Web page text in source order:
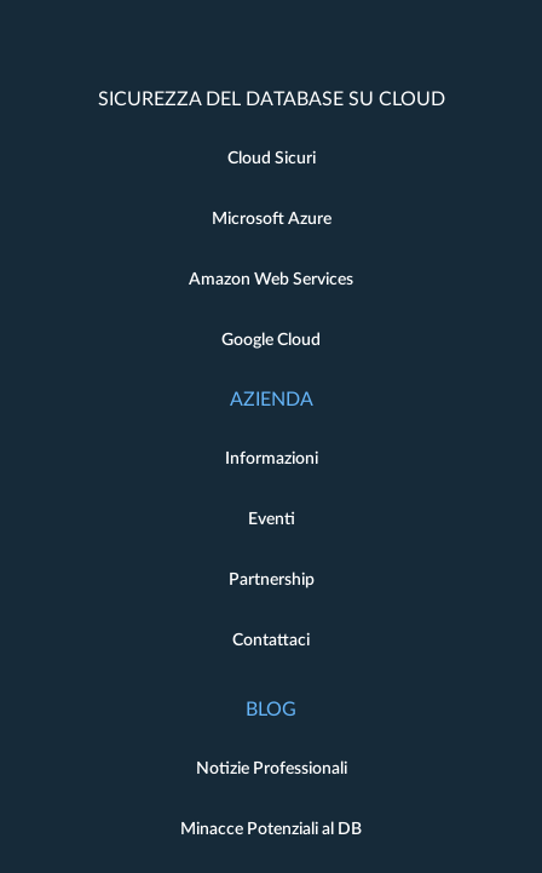
SICUREZZA DEL DATABASE SU CLOUD
Cloud Sicuri
Microsoft Azure
Amazon Web Services
Google Cloud
AZIENDA
Informazioni
Eventi
Partnership
Contattaci
BLOG
Notizie Professionali
Minacce Potenziali al DB